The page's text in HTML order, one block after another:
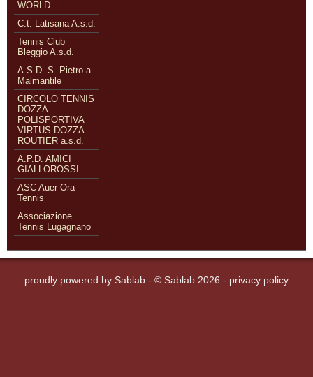
WORLD
C.t. Latisana A.s.d.
Tennis Club
Bleggio A.s.d.
A.S.D. S. Pietro a
Malmantile
CIRCOLO TENNIS
DOZZA -
POLISPORTIVA
VIRTUS DOZZA
ROUTIER a.s.d.
A.P.D. AMICI
GIALLOROSSI
ASC Auer Ora
Tennis
Associazione
Tennis Lugagnano
proudly powered by Sablab - © Sablab 2026 - privacy policy